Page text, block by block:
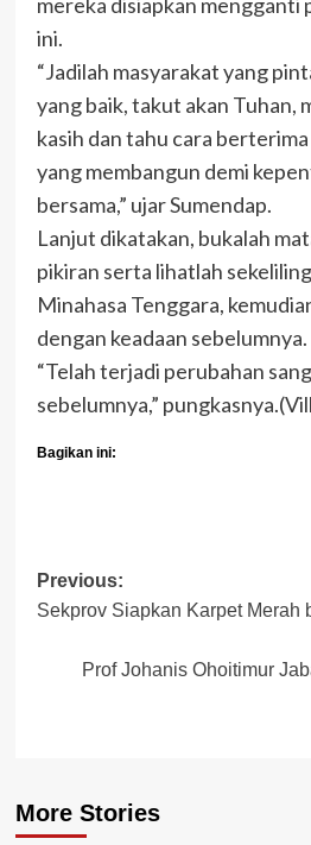
ini.
“Jadilah masyarakat yang
yang baik, takut akan Tuhan,
kasih dan tahu cara
yang membangun demi
bersama,” ujar Sumendap.
Lanjut dikatakan, bukalah
pikiran serta lihatlah
Minahasa Tenggara,
dengan keadaan sebelumnya.
“Telah terjadi perubahan
sebelumnya,”
Bagikan ini:
Post
navigation
Previous:
Sekprov Siapkan Karpet Merah
Prof Johanis Ohoitimur
More Stories